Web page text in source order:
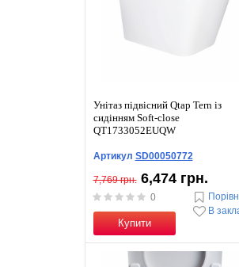
Унітаз підвісний Qtap Tern із
сидінням Soft-close
QT1733052EUQW
Артикул SD00050772
7,769 грн. 6,474 грн.
0
Купити
В